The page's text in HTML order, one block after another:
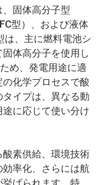
固体高分子型
型）、および液体
は、主に燃料電池シ
体高分子を使用し
め、発電用途に適
化学プロセスで酸
イプは、異なる動
に応じて使い分け
素供給、環境技術
率化、さらには航